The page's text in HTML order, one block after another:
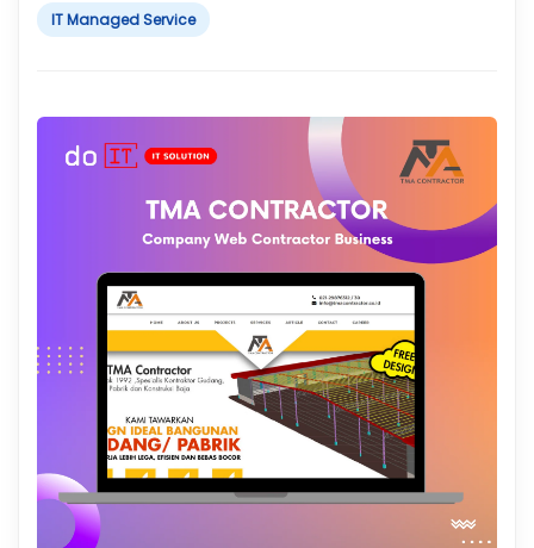
IT Managed Service